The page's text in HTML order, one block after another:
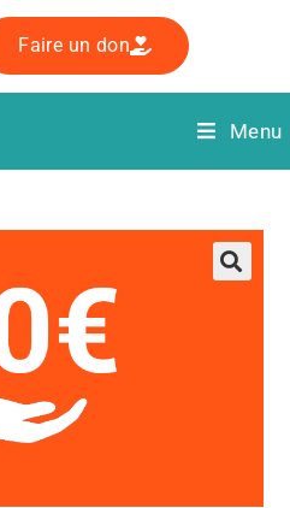
d’outils
Faire un don
Menu